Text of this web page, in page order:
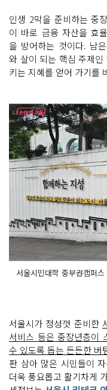
인생 2막을 준비하는 중
이 바로 금융 자산을 효
을 방어하는 것이다. 남
와 살이 되는 핵심 주제
키는 지혜를 얻어 가기를
서울시민대학 중부권캠퍼
서울시가 정성껏 준비한
서비스 등은 중장년층이
수 있도록 돕는 든든한 버
판 삼아 많은 시민들이
더욱 풍요롭고 활기차게